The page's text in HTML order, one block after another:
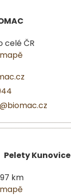
celé ČR
Pelety Kunovice
km